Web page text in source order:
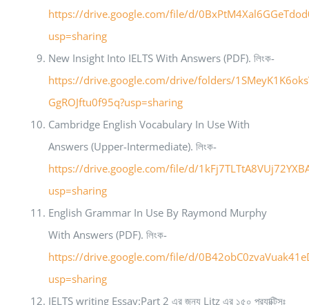
https://drive.google.com/file/d/
usp=sharing
New Insight Into IELTS With Answers (PDF). লিংক-
https://drive.google.com/drive/folders/
GgROJftu0f95q?usp=sharing
Cambridge English Vocabulary In Use With
Answers (Upper-Intermediate). লিংক-
https://drive.google.com/file/d/
usp=sharing
English Grammar In Use By Raymond Murphy
With Answers (PDF). লিংক-
https://drive.google.com/file/d/
usp=sharing
IELTS writing Essay:Part 2 এর জন্য Litz এর ১৫০ প্র‍্যাক্টিসঃ